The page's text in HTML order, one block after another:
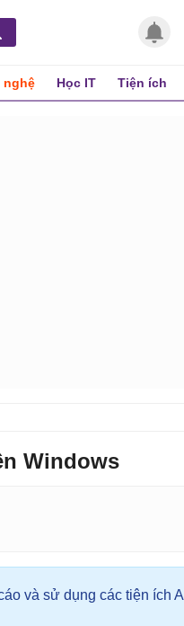
nghệ Học IT Tiện ích
Windows
và sử dụng các tiện ích AI